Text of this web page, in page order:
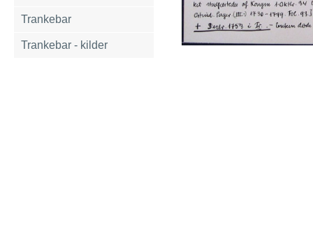
Trankebar
Trankebar - kilder